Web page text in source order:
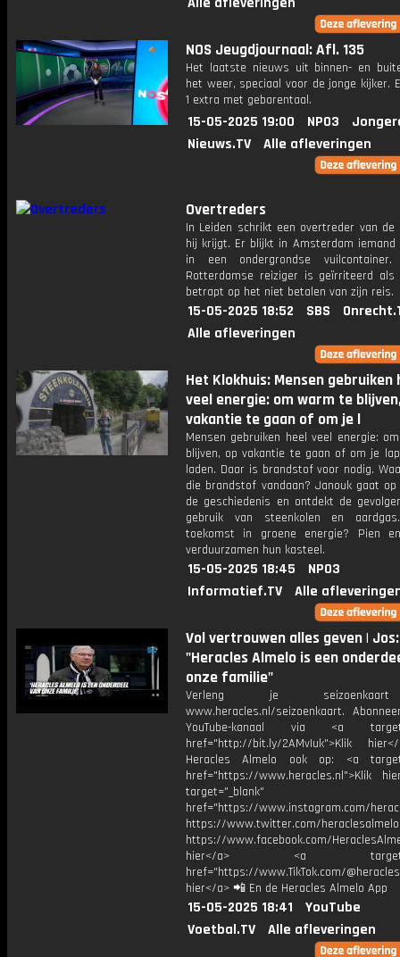
NOS Jeugdjournaal: Afl. 135
Het laatste nieuws uit binnen- en
het weer, speciaal voor de jonge kijker.
1 extra met gebarentaal.
15-05-2025 19:00 NPO3
Nieuws.TV
Alle afleveringen
Overtreders
In Leiden schrikt een overtreder van de
hij krijgt. Er blijkt in Amsterdam iemand
in een ondergrondse
Rotterdamse reiziger is geïrriteerd
betrapt op het niet betalen van zijn reis.
15-05-2025 18:52 SBS
Alle afleveringen
Het Klokhuis: Mensen gebruiken
veel energie: om warm te
vakantie te gaan of om je l
Mensen gebruiken heel veel energie:
blijven, op vakantie te gaan of om je
laden. Daar is brandstof voor nodig.
die brandstof vandaan? Janouk gaat
de geschiedenis en ontdekt de
gebruik van steenkolen en
toekomst in groene energie? Pien
verduurzamen hun kasteel.
15-05-2025 18:45
NPO3
Informatief.TV
Alle
Vol vertrouwen alles geven | Jos:
"Heracles Almelo is een
onze familie"
Verleng je
www.heracles.nl/seizoenkaart.
YouTube-kanaal via <a
href="http://bit.ly/2AMvIuk">Klik
Heracles Almelo ook op: <a
href="https://www.heracles.nl">Klik
target="_blank"
href="https://www.instagram.com/
https://www.twitter.com/heraclesalmelo
https://www.facebook.com/
hier</a> <a
href="https://www.TikTok.com/
hier</a> 📲 En de Heracles Almelo App
15-05-2025 18:41
YouTube
Voetbal.TV
Alle afleveringen